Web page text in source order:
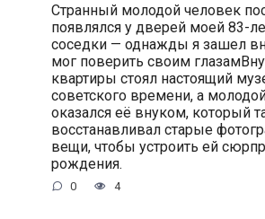
Странный молодой человек
появлялся у дверей моей 83-
соседки — однажды я зашел
мог поверить своим
квартиры стоял настоящий
советского времени, а
оказался её внуком, который
восстанавливал старые
вещи, чтобы устроить ей
рождения.
0 4